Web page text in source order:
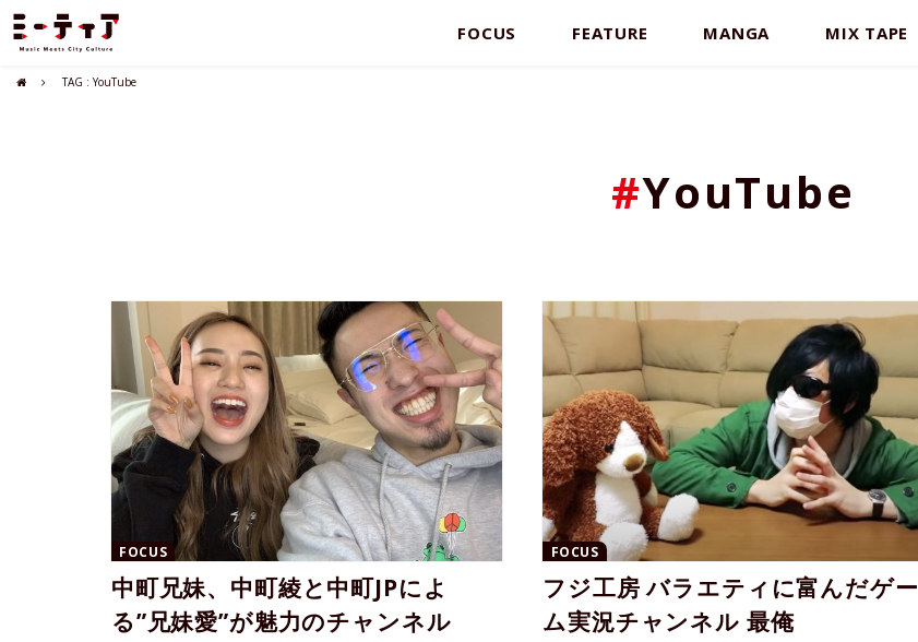
FOCUS FEATURE MANGA MIX TAPE
TAG : YouTube
#YouTube
FOCUS
中町兄妹、中町綾と中町JPによ
る”兄妹愛”が魅力のチャンネル
FOCUS
フジ工房 バラエティに富んだゲー
ム実況チャンネル 最俺